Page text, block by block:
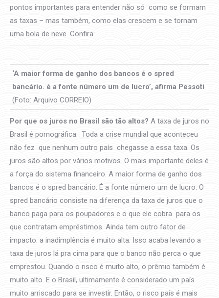
pontos importantes para entender não só como se formam
as taxas – mas também, como elas crescem e se tornam
uma bola de neve. Confira:
‘A maior forma de ganho dos bancos é o spred
bancário. é a fonte número um de lucro’, afirma Pessoti
(Foto: Arquivo CORREIO)
Por que os juros no Brasil são tão altos? A taxa de juros no
Brasil é pornográfica. Toda a crise mundial que aconteceu
não fez que nenhum outro país chegasse a essa taxa. Os
juros são altos por vários motivos. O mais importante deles é
a força do sistema financeiro. A maior forma de ganho dos
bancos é o spred bancário. É a fonte número um de lucro. O
spred bancário consiste na diferença da taxa de juros que o
banco paga para os poupadores e o que ele cobra para os
que contratam empréstimos. Ainda tem outro fator de
impacto: a inadimplência é muito alta. Isso acaba levando a
taxa de juros lá pra cima para que o banco não perca o que
emprestou. Quando o risco é muito alto, o prêmio também é
muito alto. E o Brasil, ultimamente é considerado um país
muito arriscado para se investir. Então, o risco país é mais